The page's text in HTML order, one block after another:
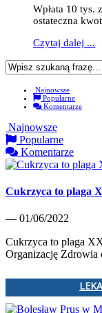
Wpłata 10 tys.
ostateczna
Czytaj dalej ...
Najnowsze
Popularne
Komentarze
Najnowsze
Popularne
Komentarze
Cukrzyca to plaga
— 01/06/2022
Cukrzyca to plaga
Organizację Zdrowia